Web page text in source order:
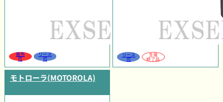
販売
可
リース
可
リース
可
生産
終了品
モトローラ(MOTOROLA)